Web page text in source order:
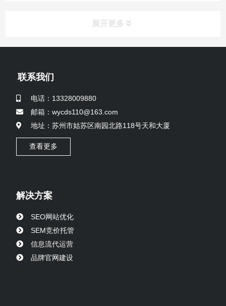
展开更多
联系我们
电话：13328009880
邮箱：wycds110@163.com
地址：苏州市姑苏区南园北路118号天和大厦
查看更多
解决方案
SEO网站优化
SEM竞价托管
信息流代运营
品牌官网建设